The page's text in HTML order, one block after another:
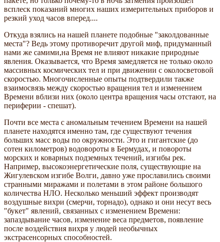
всплеск показаний многих наших измерительных приборов и
резкий уход часов вперед....
Откуда взялись на нашей планете подобные "заколдованные
места"? Ведь этому противоречит другой миф, придуманный
нами же самими,на Время не влияют никакие природные
явления. Оказывается, что Время замедляется не только около
массивных космических тел и при движении с околосветовой
скоростью. Многочисленные опыты подтвердили также
взаимосвязь между скоростью вращения тел и изменением
Времени вблизи них (около центра вращения часы отстают, на
периферии - спешат).
Почти все места с аномальным течением Времени на нашей
планете находятся именно там, где существуют течения
больших масс воды по окружности. Это и гигантские (до
сотен километров) водовороты в Бермудах, и повороты
морских и коварных подземных течений, изгибы рек.
Например, высокоэнергетические поля, существующие на
Жигулевском изгибе Волги, давно уже прославились своими
странными миражами и полетами в этом районе большого
количества НЛО. Несколько меньший эффект производят
воздушные вихри (смерчи, торнадо), однако и они несут весь
"букет" явлений, связанных с изменением Времени:
запаздывание часов, изменение веса предметов, появление
после воздействия вихря у людей необычных
экстрасенсорных способностей.